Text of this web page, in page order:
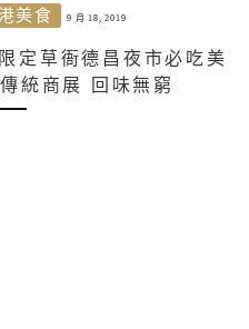
美食 9 月 18, 2019
定草衙德昌夜市必吃美
統商展 回味無窮